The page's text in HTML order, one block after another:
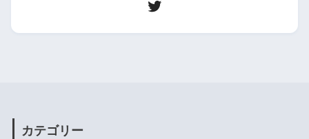
カテゴリー